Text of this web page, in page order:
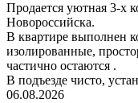
Пpoдается уютная 3-х
Новороссийска.
В квартире выполнен
изолированные,
частично остаются .
В подъезде чисто,
06.08.2026